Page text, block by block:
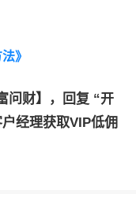
》
问财】，回复 “开
经理获取VIP低佣